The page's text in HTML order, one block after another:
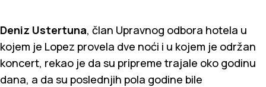
Deniz Ustertuna, član Upravnog odbora hotela u
kojem je Lopez provela dve noći i u kojem je održan
koncert, rekao je da su pripreme trajale oko godinu
dana, a da su poslednjih pola godine bile